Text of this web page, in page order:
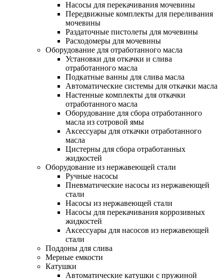
Насосы для перекачивания мочевины
Передвижные комплекты для переливания
мочевины
Раздаточные пистолеты для мочевины
Расходомеры для мочевины
Оборудование для отработанного масла
Установки для откачки и слива
отработанного масла
Подкатные ванны для слива масла
Автоматические системы для откачки масла
Настенные комплекты для откачки
отработанного масла
Оборудование для сбора отработанного
масла из сотровой ямы
Аксессуары для откачки отработанного
масла
Цистерны для сбора отработанных
жидкостей
Оборудование из нержавеющей стали
Ручные насосы
Пневматические насосы из нержавеющей
стали
Насосы из нержавеющей стали
Насосы для перекачивания коррозивных
жидкостей
Аксессуары для насосов из нержавеющей
стали
Поддоны для слива
Мерные емкости
Катушки
Автоматические катушки с пружиной